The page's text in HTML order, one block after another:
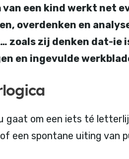
van een kind werkt net
overdenken en
zoals zij denken dat-ie
en ingevulde
gaat om een iets té
een spontane uiting van